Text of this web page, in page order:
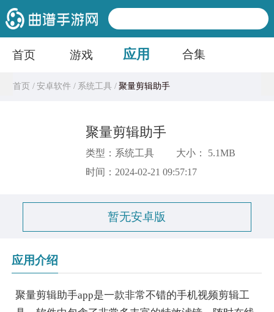
首页 游戏 应用 合集
首页 /安卓软件 / 系统工具 /聚量剪辑助手
聚量剪辑助手
类型：系统工具
大小： 5.1MB
时间：2024-02-21 09:57:17
暂无安卓版
应用介绍
聚量剪辑助手app是一款非常不错的手机视频剪辑工